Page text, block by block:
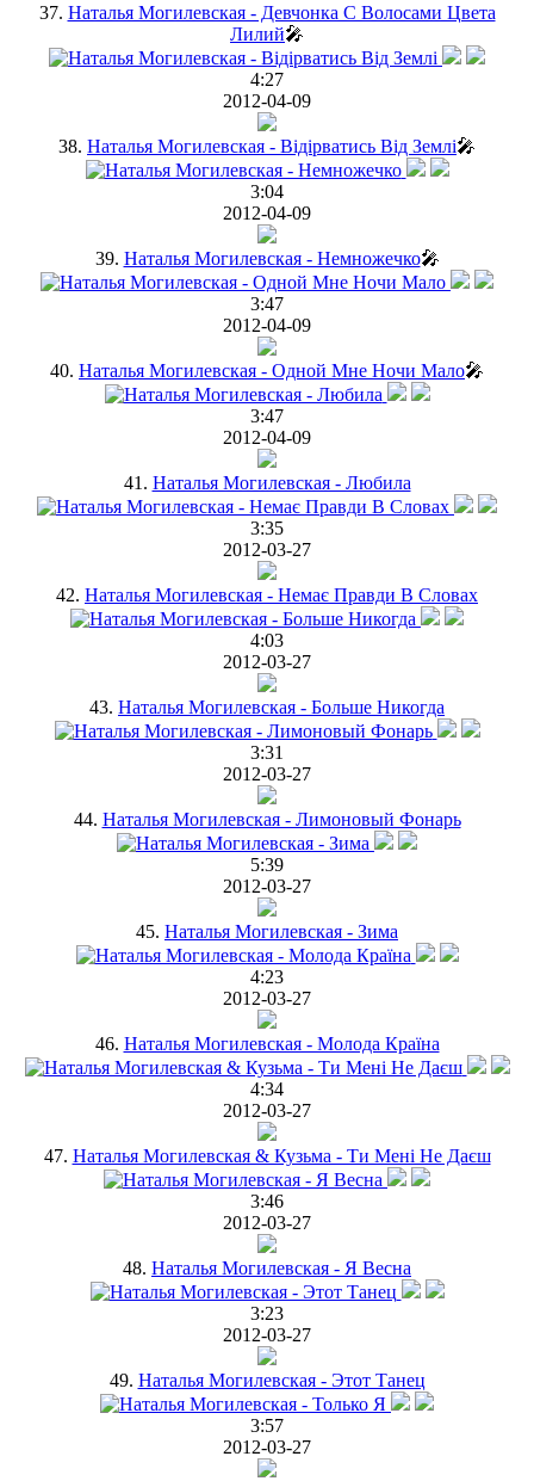
37. Наталья Могилевская - Девчонка С Волосами Цвета
Лилий🎤
4:27
2012-04-09
38. Наталья Могилевская - Вiдiрватись Вiд Землi🎤
3:04
2012-04-09
39. Наталья Могилевская - Немножечко🎤
3:47
2012-04-09
40. Наталья Могилевская - Одной Мне Ночи Мало🎤
3:47
2012-04-09
41. Наталья Могилевская - Любила
3:35
2012-03-27
42. Наталья Могилевская - Немає Правди В Словах
4:03
2012-03-27
43. Наталья Могилевская - Больше Никогда
3:31
2012-03-27
44. Наталья Могилевская - Лимоновый Фонарь
5:39
2012-03-27
45. Наталья Могилевская - Зима
4:23
2012-03-27
46. Наталья Могилевская - Молода Країна
4:34
2012-03-27
47. Наталья Могилевская & Кузьма - Ти Мені Не Даєш
3:46
2012-03-27
48. Наталья Могилевская - Я Весна
3:23
2012-03-27
49. Наталья Могилевская - Этот Танец
3:57
2012-03-27